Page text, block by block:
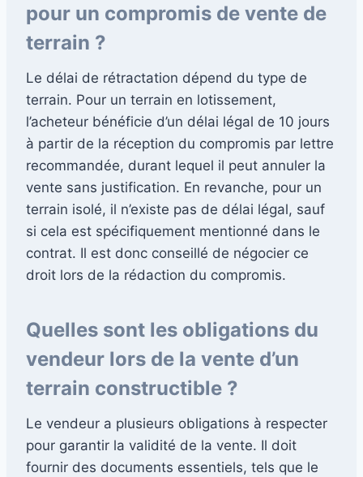
pour un compromis de vente de
terrain ?
Le délai de rétractation dépend du type de
terrain. Pour un terrain en lotissement,
l’acheteur bénéficie d’un délai légal de 10 jours
à partir de la réception du compromis par lettre
recommandée, durant lequel il peut annuler la
vente sans justification. En revanche, pour un
terrain isolé, il n’existe pas de délai légal, sauf
si cela est spécifiquement mentionné dans le
contrat. Il est donc conseillé de négocier ce
droit lors de la rédaction du compromis.
Quelles sont les obligations du
vendeur lors de la vente d’un
terrain constructible ?
Le vendeur a plusieurs obligations à respecter
pour garantir la validité de la vente. Il doit
fournir des documents essentiels, tels que le